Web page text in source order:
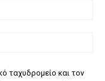
ταχυδρομείο και τον